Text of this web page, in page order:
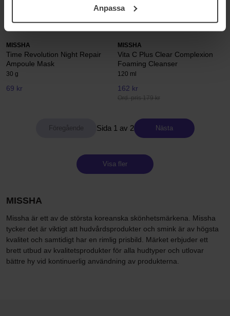
samt vår Integritetspolicy.Anpassa
Ord. pris 479 kr
27 kr
Ord. pris 29 kr
MISSHA
Time Revolution Night Repair
Ampoule Mask
30 g
69 kr
MISSHA
Vita C Plus Clear Complexion
Foaming Cleanser
120 ml
162 kr
Ord. pris 179 kr
Sida 1 av 2 Nästa
Visa fler
MISSHA
Missha är ett av de största koreanska skönhetsmärkena. Missha
tycker det är viktigt att hudvårdsprodukter och smink är av högsta
kvalitet och samtidigt har en rimlig prisbild. Märket erbjuder ett
brett utbud av kvalitetsprodukter för alla hudtyper och utlovar
bättre hy vid kontinuerlig användning av produkterna.